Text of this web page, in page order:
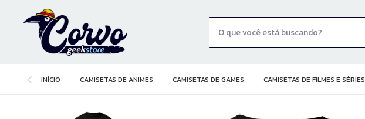
INÍCIO CAMISETAS DE ANIMES CAMISETAS DE GAMES CAMISETAS DE FILMES E SÉRIES